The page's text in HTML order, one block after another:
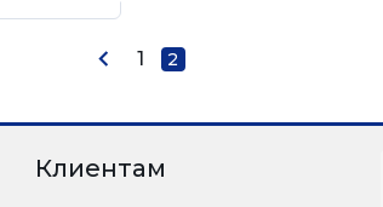
1 2
Клиентам